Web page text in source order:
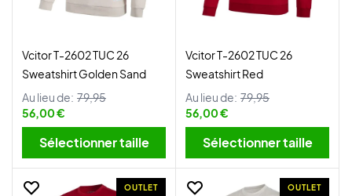
Vcitor T-2602 TUC 26
Sweatshirt Golden Sand
Au lieu de: 79,95
56,00 €
Sélectionner taille
Vcitor T-2602 TUC 26
Sweatshirt Red
Au lieu de: 79,95
56,00 €
Sélectionner taille
OUTLET OUTLET